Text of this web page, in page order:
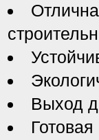
Выход